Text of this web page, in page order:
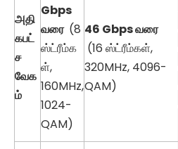
அதி
கபட்
ச
வேக
ம்
Gbps
வரை (8
ஸ்ட்ரீம்க
ள்,
160MHz,
1024-
QAM)
46 Gbps வரை
(16 ஸ்ட்ரீம்கள்,
320MHz, 4096-
QAM)